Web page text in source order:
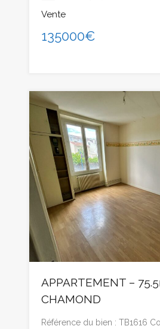
Vente
135000€
APPARTEMENT –
CHAMOND
Référence du bien : TB1616